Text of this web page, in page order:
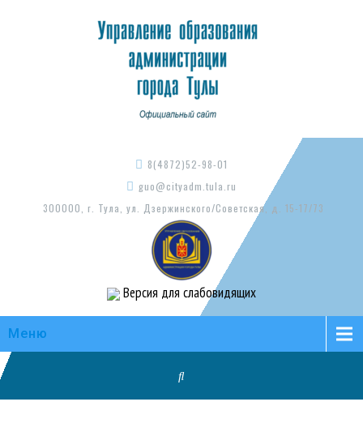
8(4872)52-98-01
guo@cityadm.tula.ru
300000, г. Тула, ул. Дзержинского/Советская, д. 15-17/73
Версия для слабовидящих
Меню